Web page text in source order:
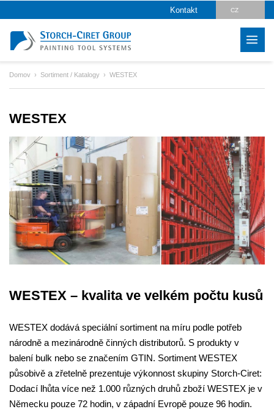
Kontakt CZ
LV
IT
FR
ES
Domov Sortiment / Katalogy WESTEX
WESTEX
WESTEX – kvalita ve velkém počtu kusů
WESTEX dodává speciální sortiment na míru podle potřeb
národně a mezinárodně činných distributorů. S produkty v
balení bulk nebo se značením GTIN. Sortiment WESTEX
působivě a zřetelně prezentuje výkonnost skupiny Storch-Ciret:
Dodací lhůta více než 1.000 různých druhů zboží WESTEX je v
Německu pouze 72 hodin, v západní Evropě pouze 96 hodin.